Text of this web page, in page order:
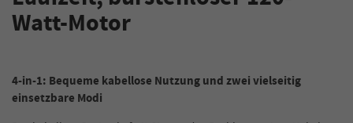
Watt-Motor
4-in-1: Bequeme kabellose Nutzung und zwei vielseitig
einsetzbare Modi